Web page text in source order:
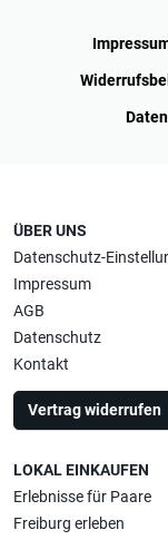
ÜBER UNS
Datenschutz-
Impressum
AGB
Datenschutz
Kontakt
Vertrag widerrufen
LOKAL EINKAUFEN
Erlebnisse für Paare
Freiburg erleben